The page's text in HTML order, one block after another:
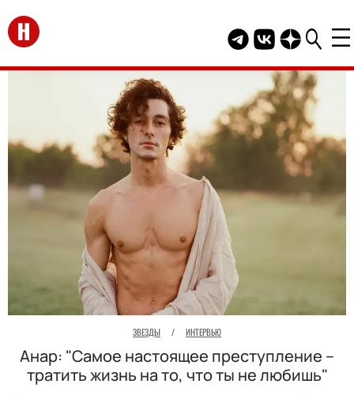
Перейти на главную
Telegram канал
Группа HELLO
Канал
ЗВЕЗДЫ / ИНТЕРВЬЮ
Анар: "Самое настоящее преступление –
тратить жизнь на то, что ты не любишь"